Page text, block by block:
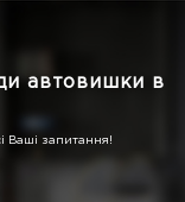
автовишки в
Ваші запитання!